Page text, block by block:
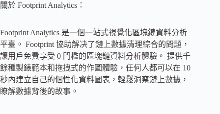
關於 Footprint Analytics：
Footprint Analytics 是一個一站式視覺化區塊鏈資料分析
平臺。 Footprint 協助解决了鏈上數據清理綜合的問題，
讓用戶免費享受 0 門檻的區塊鏈資料分析體驗。 提供千
餘種製錶範本和拖拽式的作圖體驗，任何人都可以在 10
秒內建立自己的個性化資料圖表，輕鬆洞察鏈上數據，
瞭解數據背後的故事。